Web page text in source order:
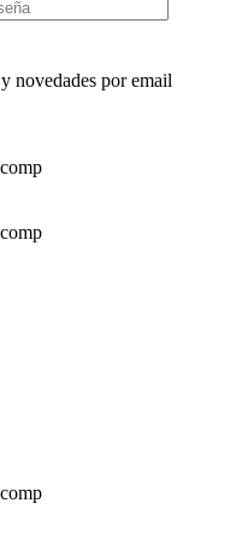
novedades por email